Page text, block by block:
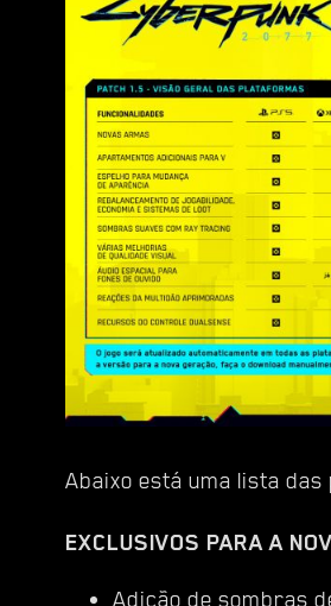
Abaixo está uma lista
EXCLUSIVOS PARA A
Adição de sombras